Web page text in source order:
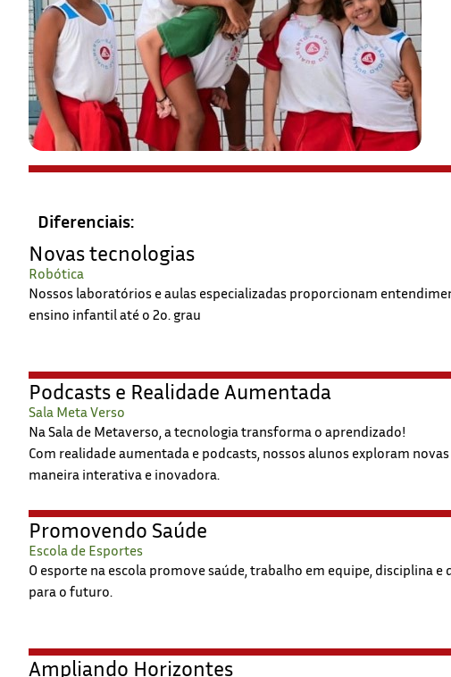
Diferenciais:
Novas tecnologias
Robótica
Nossos laboratórios e aulas especializadas proporcionam
ensino infantil até o 2o. grau
Podcasts e Realidade Aumentada
Sala Meta Verso
Na Sala de Metaverso, a tecnologia transforma o aprendizado!
Com realidade aumentada e podcasts, nossos alunos exploram
maneira interativa e inovadora.
Promovendo Saúde
Escola de Esportes
O esporte na escola promove saúde, trabalho em equipe, disciplina
para o futuro.
Ampliando Horizontes